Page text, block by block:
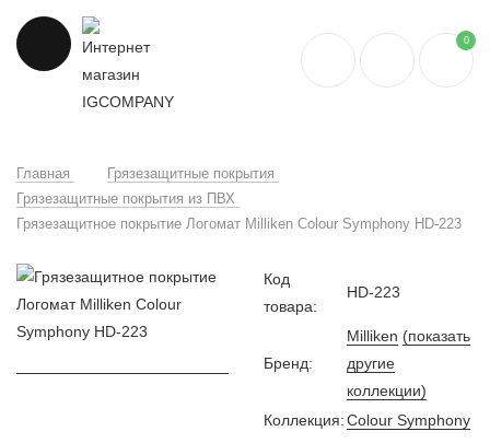
0
Главная
Грязезащитные покрытия
Грязезащитные покрытия из ПВХ
Грязезащитное покрытие Логомат Milliken Colour Symphony HD-223
Код
товара:
HD-223
Бренд:
Milliken (показать
другие
коллекции)
Коллекция:Colour Symphony